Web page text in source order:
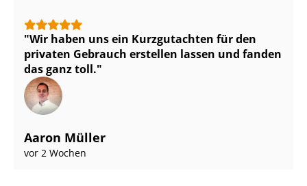
Wir haben uns ein Kurzgutachten für den
privaten Gebrauch erstellen lassen und fanden
das ganz toll.
Aaron Müller
vor 2 Wochen